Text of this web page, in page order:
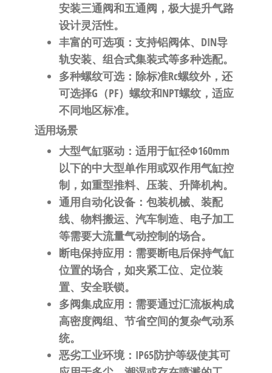
安装三通阀和五通阀，极大提升气路
设计灵活性。
丰富的可选项：支持铝阀体、DIN导
轨安装、组合式集装式等多种选配。
多种螺纹可选：除标准Rc螺纹外，还
可选择G（PF）螺纹和NPT螺纹，适应
不同地区标准。
适用场景
大型气缸驱动：适用于缸径Φ160mm
以下的中大型单作用或双作用气缸控
制，如重型推料、压装、升降机构。
通用自动化设备：包装机械、装配
线、物料搬运、汽车制造、电子加工
等需要大流量气动控制的场合。
断电保持应用 ：需要断电后保持气缸
位置的场合，如夹紧工位、定位装
置、安全联锁。
多阀集成应用 ：需要通过汇流板构成
高密度阀组、节省空间的复杂气动系
统。
恶劣工业环境：IP65防护等级使其可